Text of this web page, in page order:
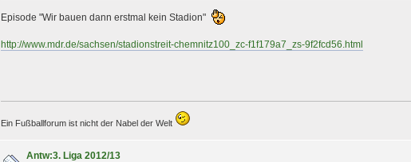
Episode "Wir bauen dann erstmal kein Stadion"
http://www.mdr.de/sachsen/stadionstreit-chemnitz100_zc-f1f179a7_zs-9f2fcd56.html
Ein Fußballforum ist nicht der Nabel der Welt
Antw:3. Liga 2012/13